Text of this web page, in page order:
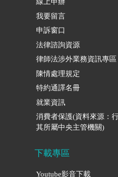
我要留言
申訴窗口
法律諮詢資源
律師法涉外業務資訊專區
陳情處理規定
特約通譯名冊
就業資訊
消費者保護(資料來源：
其所屬中央主管機關)
下載專區
Youtube影音下載